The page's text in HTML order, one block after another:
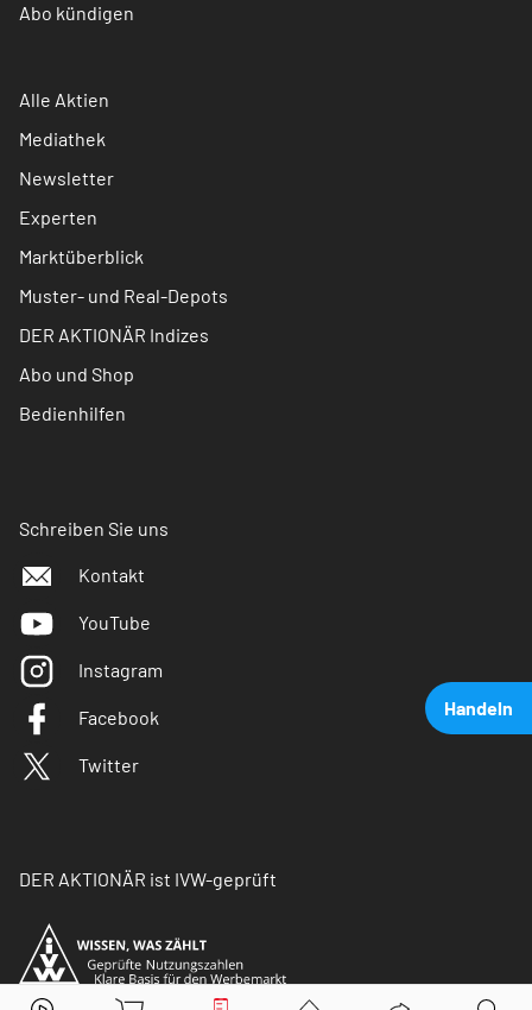
Handeln
Abo kündigen
Alle Aktien
Mediathek
Newsletter
Experten
Marktüberblick
Muster- und Real-Depots
DER AKTIONÄR Indizes
Abo und Shop
Bedienhilfen
Schreiben Sie uns
Kontakt
YouTube
Instagram
Facebook
Twitter
DER AKTIONÄR ist IVW-geprüft